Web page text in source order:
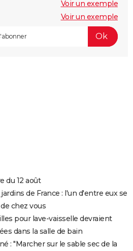
Voir un exemple
Voir un exemple
du 12 août
de France : l'un d'entre eux se
chez vous
pour lave-vaisselle devraient
dans la salle de bain
: "Marcher sur le sable sec de la